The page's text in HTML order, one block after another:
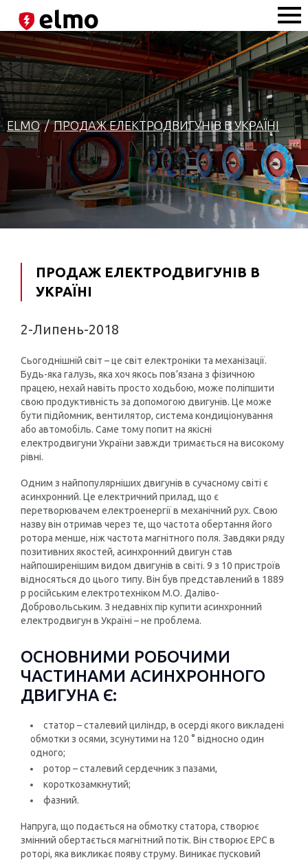
ELMO ПРОДАЖ ЕЛЕКТРОДВИГУНІВ В УКРАЇНІ
ПРОДАЖ ЕЛЕКТРОДВИГУНІВ В
УКРАЇНІ
2-Липень-2018
Сьогоднішній світ – це світ електроніки та механізації.
Будь-яка галузь, яка хоч якось пов’язана з фізичною
працею, нехай навіть просто ходьбою, може поліпшити
свою продуктивність за допомогою двигунів. Це може
бути підйомник, вентилятор, система кондиціонування
або автомобіль. Саме тому попит на якісні
електродвигуни України завжди тримається на високому
рівні.
Одним з найпопулярніших двигунів в сучасному світі є
асинхронний. Це електричний прилад, що є
перетворювачем електроенергії в механічний рух. Свою
назву він отримав через те, що частота обертання його
ротора менше, ніж частота магнітного поля. Завдяки ряду
позитивних якостей, асинхронний двигун став
найпоширенішим видом двигунів в світі. 9 з 10 пристроїв
відносяться до цього типу. Він був представлений в 1889
р російським електротехніком М.О. Даліво-
Добровольським. З недавніх пір купити асинхронний
електродвигун в Україні – не проблема.
ОСНОВНИМИ РОБОЧИМИ
ЧАСТИНАМИ АСИНХРОННОГО
ДВИГУНА Є:
статор – сталевий циліндр, в осерді якого викладені
обмотки з осями, зсунутими на 120 ° відносно один
одного;
ротор – сталевий сердечник з пазами,
короткозамкнутий;
фазний.
Напруга, що подається на обмотку статора, створює
змінний обертається магнітний потік. Він створює ЕРС в
роторі, яка викликає появу струму. Виникає пусковий